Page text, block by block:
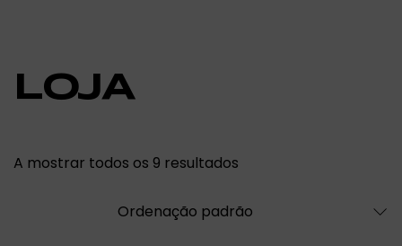
LOJA
A mostrar todos os 9 resultados